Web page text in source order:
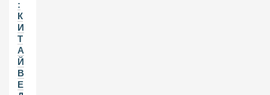
:
К
И
Т
А
Й
В
Е